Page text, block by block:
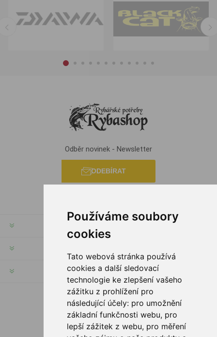
Používáme soubory
cookies
Tato webová stránka používá
cookies a další sledovací
technologie ke zlepšení vašeho
zážitku z prohlížení pro
následující účely: pro umožnění
základní funkčnosti webu, pro
lepší zážitek z webu, pro měření
Odběr novinek - Newsletter
ODEBÍRAT
INFORMACE
SLEDUJTE NÁS